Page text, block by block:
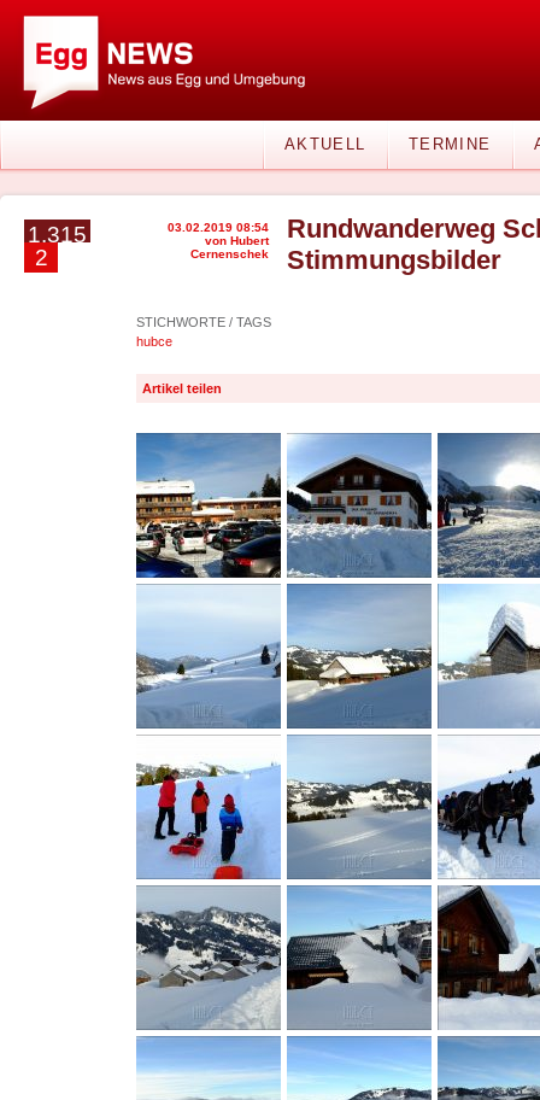
AKTUELL TERMINE
1.315
2
03.02.2019 08:54
von Hubert
Cernenschek
Rundwanderweg
Stimmungsbilder
STICHWORTE / TAGS
hubce
Artikel teilen